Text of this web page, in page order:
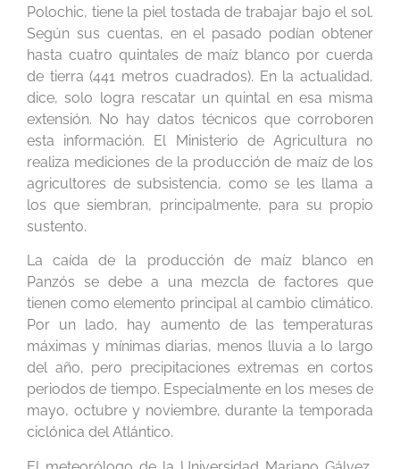
Polochic, tiene la piel tostada de trabajar bajo el sol.
Según sus cuentas, en el pasado podían obtener
hasta cuatro quintales de maíz blanco por cuerda
de tierra (441 metros cuadrados). En la actualidad,
dice, solo logra rescatar un quintal en esa misma
extensión. No hay datos técnicos que corroboren
esta información. El Ministerio de Agricultura no
realiza mediciones de la producción de maíz de los
agricultores de subsistencia, como se les llama a
los que siembran, principalmente, para su propio
sustento.
La caída de la producción de maíz blanco en
Panzós se debe a una mezcla de factores que
tienen como elemento principal al cambio climático.
Por un lado, hay aumento de las temperaturas
máximas y mínimas diarias, menos lluvia a lo largo
del año, pero precipitaciones extremas en cortos
periodos de tiempo. Especialmente en los meses de
mayo, octubre y noviembre, durante la temporada
ciclónica del Atlántico.